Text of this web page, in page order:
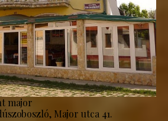
major
Major utca 41.